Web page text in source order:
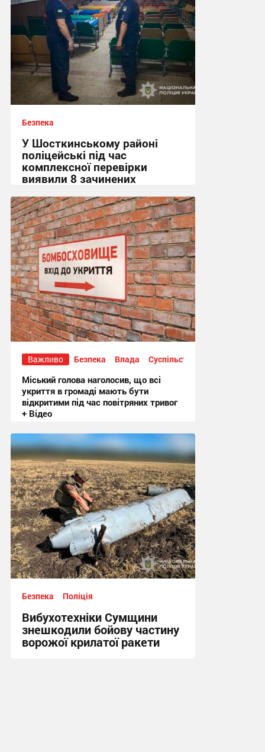
Безпека
У Шосткинському районі
поліцейські під час
комплексної перевірки
виявили 8 зачинених
15:36, 7.08.2026
Важливо Безпека Влада Суспільство
Міський голова наголосив, що всі
укриття в громаді мають бути
відкритими під час повітряних тривог
+ Відео
20:50, 3.08.2026
Безпека Поліція
Вибухотехніки Сумщини
знешкодили бойову частину
ворожої крилатої ракети